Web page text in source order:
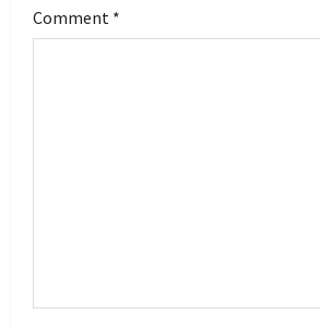
g
Comment *